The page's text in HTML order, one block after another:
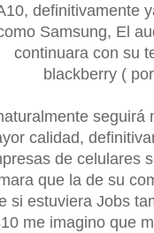
definitivamente
Samsung, El
continuara con su
blackberry (
seguirá
calidad,
de celulares
que la de su
si estuviera Jobs
me imagino que